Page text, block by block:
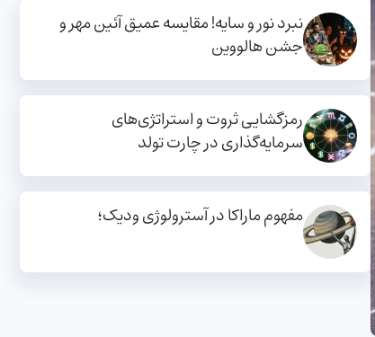
نبرد نور و سایه! مقایسه عمیق آئین مهر و
جشن هالووین
رمزگشایی ثروت و استراتژی‌های
سرمایه‌گذاری در چارت تولد
مفهوم ماراکا در آسترولوژی ودیک؛